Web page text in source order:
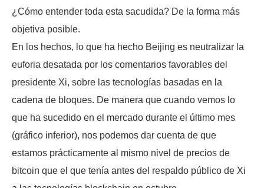
¿Cómo entender toda esta sacudida? De la forma más
objetiva posible.
En los hechos, lo que ha hecho Beijing es neutralizar la
euforia desatada por los comentarios favorables del
presidente Xi, sobre las tecnologías basadas en la
cadena de bloques. De manera que cuando vemos lo
que ha sucedido en el mercado durante el último mes
(gráfico inferior), nos podemos dar cuenta de que
estamos prácticamente al mismo nivel de precios de
bitcoin que el que tenía antes del respaldo público de Xi